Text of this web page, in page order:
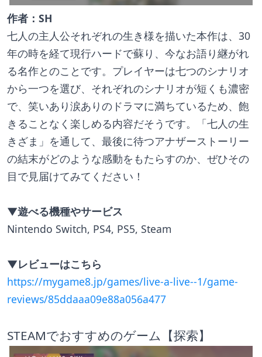
作者：SH
七人の主人公それぞれの生き様を描いた本作は、30
年の時を経て現行ハードで蘇り、今なお語り継がれ
る名作とのことです。プレイヤーは七つのシナリオ
から一つを選び、それぞれのシナリオが短くも濃密
で、笑いあり涙ありのドラマに満ちているため、飽
きることなく楽しめる内容だそうです。「七人の生
きざま」を通して、最後に待つアナザーストーリー
の結末がどのような感動をもたらすのか、ぜひその
目で見届けてみてください！
▼遊べる機種やサービス
Nintendo Switch, PS4, PS5, Steam
▼レビューはこちら
https://mygame8.jp/games/live-a-live--1/game-
reviews/85ddaaa09e88a056a477
STEAMでおすすめのゲーム【探索】